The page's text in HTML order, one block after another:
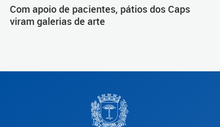
Com apoio de pacientes, pátios dos Caps
viram galerias de arte